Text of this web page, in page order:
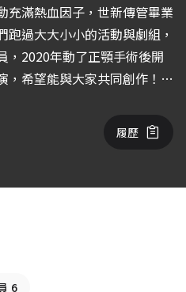
充滿熱血因子，世新傳管畢業
過大大小小的活動與劇組，
，2020年動了正顎手術後開
，希望能與大家共同創作！謝
履歷
6